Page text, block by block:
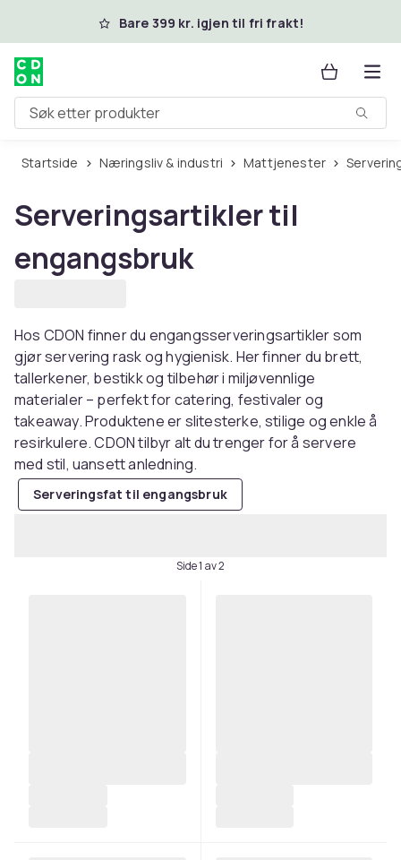
Hopp til hovedinnholdBare 399 kr. igjen til fri frakt!
Søk etter produkter
Startside Næringsliv & industri Mattjenester
Serveringsartikler til
engangsbruk
Hos CDON finner du engangsserveringsartikler som
gjør servering rask og hygienisk. Her finner du brett,
tallerkener, bestikk og tilbehør i miljøvennlige
materialer – perfekt for catering, festivaler og
takeaway. Produktene er slitesterke, stilige og enkle å
resirkulere. CDON tilbyr alt du trenger for å servere
med stil, uansett anledning.
Serveringsfat til engangsbruk
Side 1 av 2